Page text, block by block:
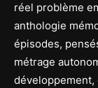
réel problème
anthologie
épisodes,
métrage
développement,